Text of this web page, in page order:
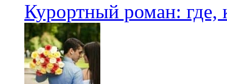
Курортный роман: где,